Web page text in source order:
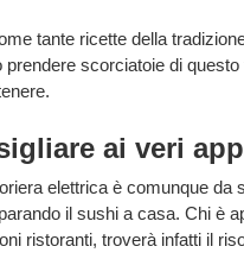
tante ricette della
prendere scorciatoie di
ai veri
elettrica è comunque
il sushi a casa. Chi è
ristoranti, troverà infatti il